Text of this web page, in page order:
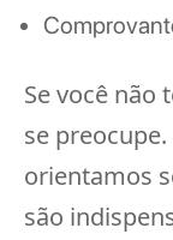
Se você não
se
orientamos
são